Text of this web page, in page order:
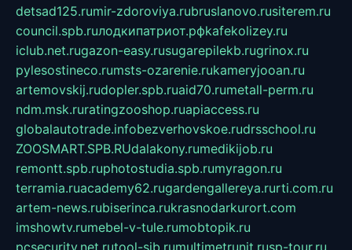
detsad125.rumir-zdoroviya.rubruslanovo.rusiterem.ru
council.spb.ruлодкипатриот.рфkafekolizey.ru
iclub.net.rugazon-easy.rusugarepilekb.rugrinox.ru
pylesostineco.rumsts-ozarenie.rukameryjooan.ru
artemovskij.rudopler.spb.ruaid70.rumetall-perm.ru
ndm.msk.ruratingzooshop.ruapiaccess.ru
globalautotrade.infobezverhovskoe.rudrsschool.ru
ZOOSMART.SPB.RUdalakony.rumedikijob.ru
remontt.spb.ruphotostudia.spb.rumyragon.ru
terramia.ruacademy62.rugardengallereya.rurti.com.ru
artem-news.rubiserinca.rukrasnodarkurort.com
imshowtv.rumebel-v-tule.rumobtopik.ru
pcsecurity.net.rutool-sib.rumultimetrunit.rusp-tour.ru